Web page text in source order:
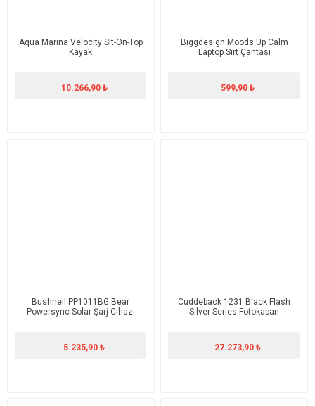
Aqua Marina Velocity Sit-On-Top
Kayak
10.266,90 ₺
Biggdesign Moods Up Calm
Laptop Sırt Çantası
599,90 ₺
Bushnell PP1011BG Bear
Powersync Solar Şarj Cihazı
5.235,90 ₺
Cuddeback 1231 Black Flash
Silver Series Fotokapan
27.273,90 ₺